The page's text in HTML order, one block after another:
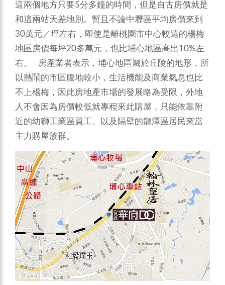
這兩個地方只要5分多鐘的時間，但是自古房價就是
和這兩站天差地別。暫且不論中壢區平均房價來到
30萬元／坪左右，即使是離桃園市中心較遠的楊梅
地區房價每坪20多萬元，也比埔心地區高出10%左
右。 房產業者表示，埔心地區屬於丘陵的地形，所
以熱鬧的市區腹地較小，生活機能及商業氣息也比
不上楊梅，因此房地產市場的發展略為受限，外地
人不會因為房價較低就專程來此購屋，只能依靠附
近的幼獅工業區員工、以及隔壁的龍潭區居民來當
主力購屋族群。